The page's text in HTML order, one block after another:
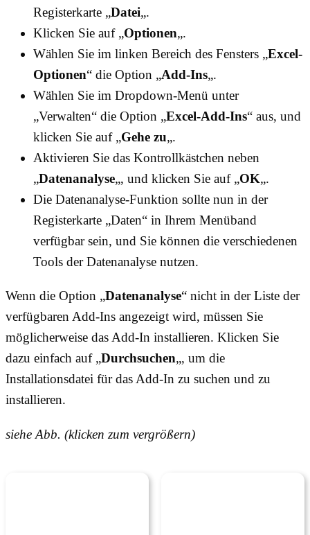
Registerkarte „Datei„.
Klicken Sie auf „Optionen„.
Wählen Sie im linken Bereich des Fensters „Excel-
Optionen“ die Option „Add-Ins„.
Wählen Sie im Dropdown-Menü unter
„Verwalten“ die Option „Excel-Add-Ins“ aus, und
klicken Sie auf „Gehe zu„.
Aktivieren Sie das Kontrollkästchen neben
„Datenanalyse„, und klicken Sie auf „OK„.
Die Datenanalyse-Funktion sollte nun in der
Registerkarte „Daten“ in Ihrem Menüband
verfügbar sein, und Sie können die verschiedenen
Tools der Datenanalyse nutzen.
Wenn die Option „Datenanalyse“ nicht in der Liste der
verfügbaren Add-Ins angezeigt wird, müssen Sie
möglicherweise das Add-In installieren. Klicken Sie
dazu einfach auf „Durchsuchen„, um die
Installationsdatei für das Add-In zu suchen und zu
installieren.
siehe Abb. (klicken zum vergrößern)